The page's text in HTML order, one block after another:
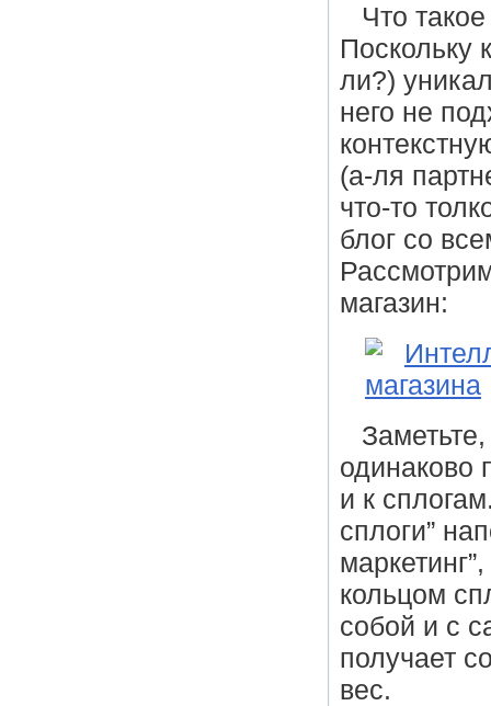
Что
Поскольку
ли?)
него не
(а-ля
что-то
блог со
магазин:
одинаково
и к
сплоги”
кольцом
собой и с
получает
вес.